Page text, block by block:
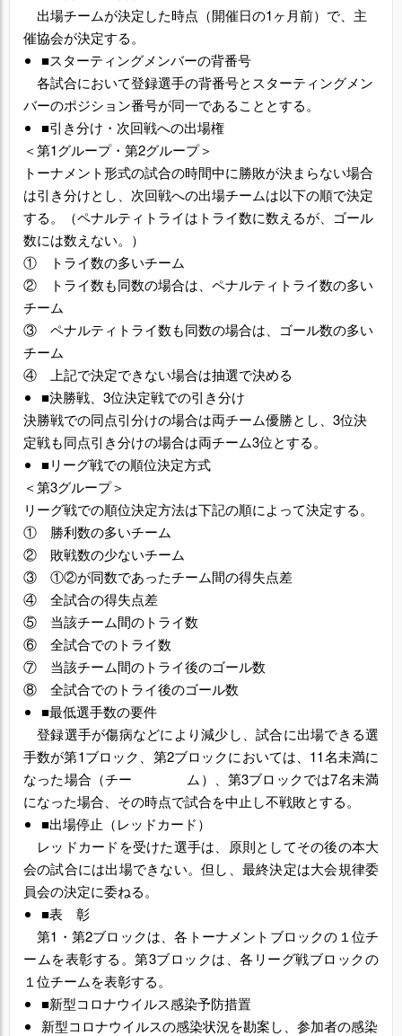
出場チームが決定した時点（開催日の1ヶ月前）で、主
催協会が決定する。
■スターティングメンバーの背番号
各試合において登録選手の背番号とスターティングメン
バーのポジション番号が同一であることとする。
■引き分け・次回戦への出場権
＜第1グループ・第2グループ＞
トーナメント形式の試合の時間中に勝敗が決まらない場合
は引き分けとし、次回戦への出場チームは以下の順で決定
する。（ペナルティトライはトライ数に数えるが、ゴール
数には数えない。）
① トライ数の多いチーム
② トライ数も同数の場合は、ペナルティトライ数の多い
チーム
③ ペナルティトライ数も同数の場合は、ゴール数の多い
チーム
④ 上記で決定できない場合は抽選で決める
■決勝戦、3位決定戦での引き分け
決勝戦での同点引分けの場合は両チーム優勝とし、3位決
定戦も同点引き分けの場合は両チーム3位とする。
■リーグ戦での順位決定方式
＜第3グループ＞
リーグ戦での順位決定方法は下記の順によって決定する。
① 勝利数の多いチーム
② 敗戦数の少ないチーム
③ ①②が同数であったチーム間の得失点差
④ 全試合の得失点差
⑤ 当該チーム間のトライ数
⑥ 全試合でのトライ数
⑦ 当該チーム間のトライ後のゴール数
⑧ 全試合でのトライ後のゴール数
■最低選手数の要件
登録選手が傷病などにより減少し、試合に出場できる選
手数が第1ブロック、第2ブロックにおいては、11名未満に
なった場合（チー ム）、第3ブロックでは7名未満
になった場合、その時点で試合を中止し不戦敗とする。
■出場停止（レッドカード）
レッドカードを受けた選手は、原則としてその後の本大
会の試合には出場できない。但し、最終決定は大会規律委
員会の決定に委ねる。
■表 彰
第1・第2ブロックは、各トーナメントブロックの１位チ
ームを表彰する。第3ブロックは、各リーグ戦ブロックの
１位チームを表彰する。
■新型コロナウイルス感染予防措置
新型コロナウイルスの感染状況を勘案し、参加者の感染